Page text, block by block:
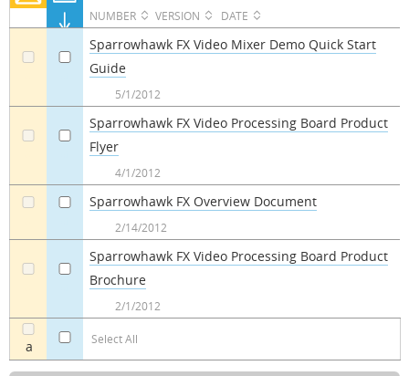
NUMBER VERSION DATE
a Select All
Sparrowhawk FX Video Mixer Demo Quick Start
Guide
5/1/2012
Sparrowhawk FX Video Processing Board Product
Flyer
4/1/2012
Sparrowhawk FX Overview Document
2/14/2012
Sparrowhawk FX Video Processing Board Product
Brochure
2/1/2012